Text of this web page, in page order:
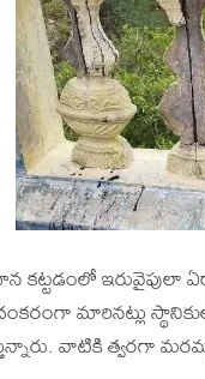
ఇరువైపులా
మారినట్లు
వాటికి త్వరగా